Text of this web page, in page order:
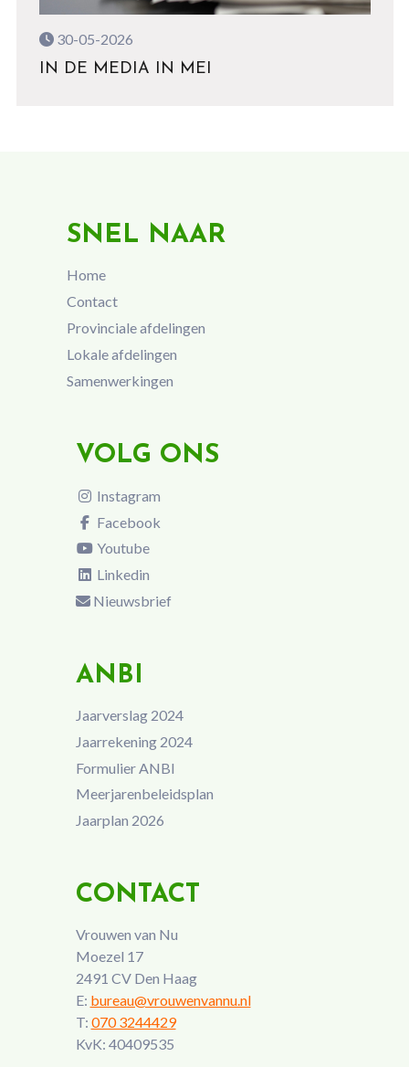
30-05-2026
IN DE MEDIA IN MEI
SNEL NAAR
Home
Contact
Provinciale afdelingen
Lokale afdelingen
Samenwerkingen
VOLG ONS
Instagram
Facebook
Youtube
Linkedin
Nieuwsbrief
ANBI
Jaarverslag 2024
Jaarrekening 2024
Formulier ANBI
Meerjarenbeleidsplan
Jaarplan 2026
CONTACT
Vrouwen van Nu
Moezel 17
2491 CV Den Haag
E: bureau@vrouwenvannu.nl
T: 070 3244429
KvK: 40409535